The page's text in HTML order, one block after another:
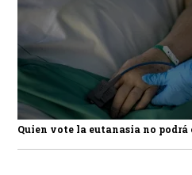
Quien vote la eutanasia no